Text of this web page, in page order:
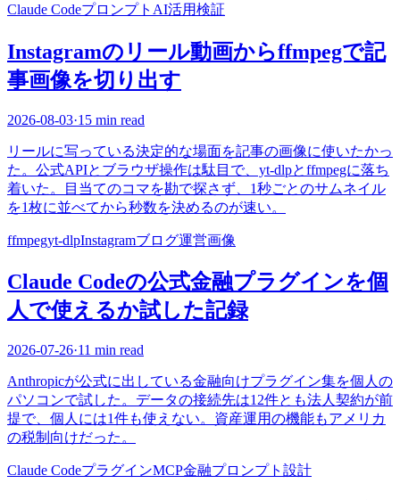
Claude Codeプロンプト AI活用検証
Instagramのリール動画からffmpegで記
事画像を切り出す
2026-08-03·15 min read
リールに写っている決定的な場面を記事の画像に使いたかっ
た。公式APIとブラウザ操作は駄目で、yt-dlpとffmpegに落ち
着いた。目当てのコマを勘で探さず、1秒ごとのサムネイル
を1枚に並べてから秒数を決めるのが速い。
ffmpegyt-dlpInstagramブログ運営画像
Claude Codeの公式金融プラグインを個
人で使えるか試した記録
2026-07-26·11 min read
Anthropicが公式に出している金融向けプラグイン集を個人の
パソコンで試した。データの接続先は12件とも法人契約が前
提で、個人には1件も使えない。資産運用の機能もアメリカ
の税制向けだった。
Claude CodeプラグインMCP金融プロンプト設計